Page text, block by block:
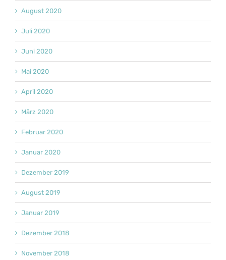
August 2020
Juli 2020
Juni 2020
Mai 2020
April 2020
März 2020
Februar 2020
Januar 2020
Dezember 2019
August 2019
Januar 2019
Dezember 2018
November 2018